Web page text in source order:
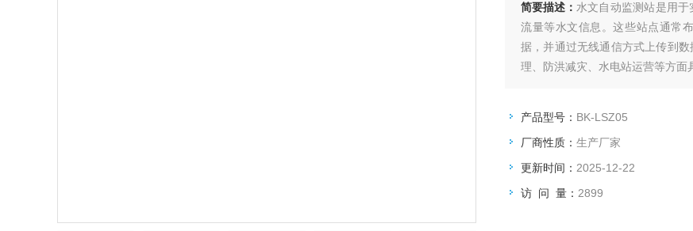
简要描述： 水文自动监测站是用于
流量等水文信息。这些站点通常
据，并通过无线通信方式上传到
理、防洪减灾、水电站运营等方面
产品型号： BK-LSZ05
厂商性质： 生产厂家
更新时间： 2025-12-22
访 问 量： 2899